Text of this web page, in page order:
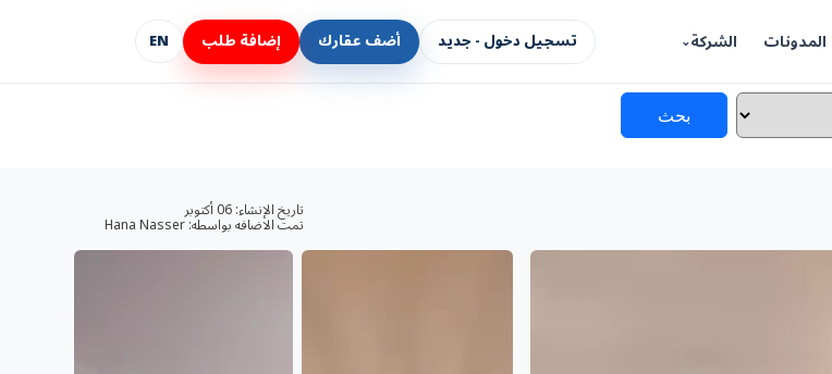
المدونات الشركة تسجيل دخول - جديد أضف عقارك إضافة طلب EN
بحث
تاريخ الإنشاء: 06 أكتوبر
تمت الاضافه بواسطه: Hana Nasser